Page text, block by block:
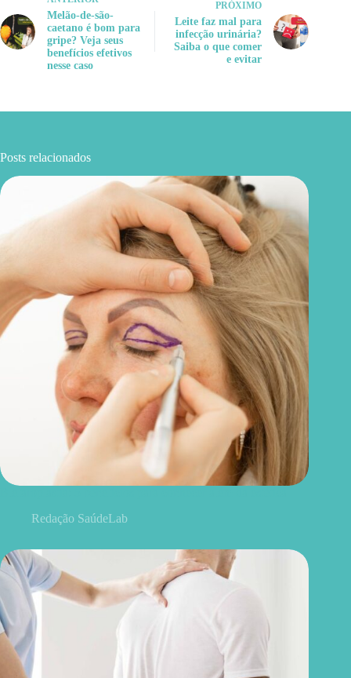
Melão-de-são-
caetano é bom para
gripe? Veja seus
benefícios efetivos
nesse caso
PRÓXIMO
Leite faz mal para
infecção urinária?
Saiba o que comer
e evitar
Posts relacionados
Redação SaúdeLab